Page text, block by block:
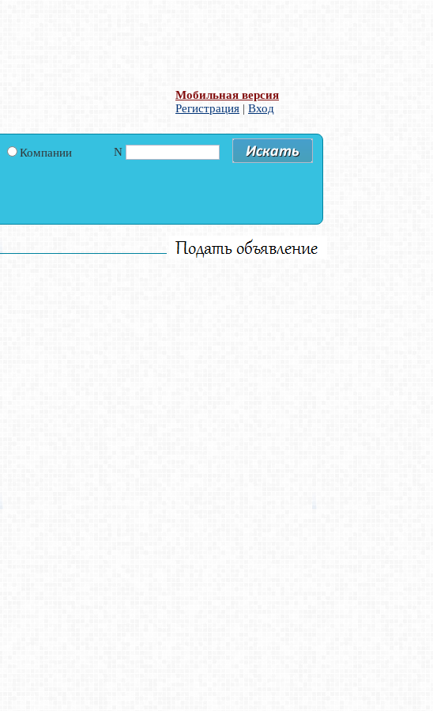
Мобильная версия
Регистрация | Вход
Компании N